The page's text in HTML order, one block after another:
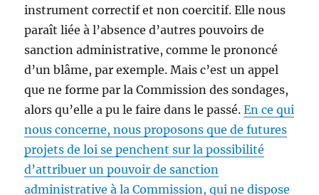
instrument correctif et non coercitif. Elle nous
paraît liée à l’absence d’autres pouvoirs de
sanction administrative, comme le prononcé
d’un blâme, par exemple. Mais c’est un appel
que ne forme par la Commission des sondages,
alors qu’elle a pu le faire dans le passé.En ce qui
nous concerne, nous proposons que de futures
projets de loi se penchent sur la possibilité
d’attribuer un pouvoir de sanction
administrative à la Commission, qui ne dispose